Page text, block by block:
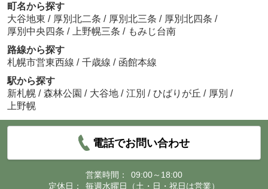
町名から探す
大谷地東 / 厚別北二条 / 厚別北三条 / 厚別北四条 /
厚別中央四条 / 上野幌三条 / もみじ台南
路線から探す
札幌市営東西線 / 千歳線 / 函館本線
駅から探す
新札幌 / 森林公園 / 大谷地 / 江別 / ひばりが丘 / 厚別 /
上野幌
電話でお問い合わせ
営業時間：
09:00～18:00
定休日：
毎週水曜日（土・日・祝日は営業）